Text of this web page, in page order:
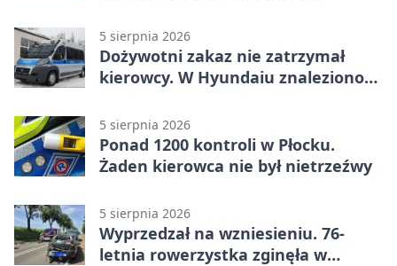
5 sierpnia 2026
Dożywotni zakaz nie zatrzymał
kierowcy. W Hyundaiu znaleziono
5 sierpnia 2026
Ponad 1200 kontroli w Płocku.
Żaden kierowca nie był nietrzeźwy
5 sierpnia 2026
Wyprzedzał na wzniesieniu. 76-
letnia rowerzystka zginęła w